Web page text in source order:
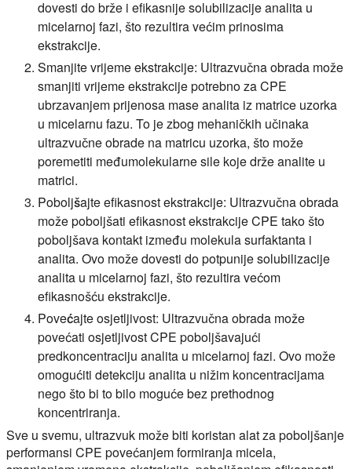
dovesti do brže i efikasnije solubilizacije analita u
micelarnoj fazi, što rezultira većim prinosima
ekstrakcije.
Smanjite vrijeme ekstrakcije: Ultrazvučna obrada može
smanjiti vrijeme ekstrakcije potrebno za CPE
ubrzavanjem prijenosa mase analita iz matrice uzorka
u micelarnu fazu. To je zbog mehaničkih učinaka
ultrazvučne obrade na matricu uzorka, što može
poremetiti međumolekularne sile koje drže analite u
matrici.
Poboljšajte efikasnost ekstrakcije: Ultrazvučna obrada
može poboljšati efikasnost ekstrakcije CPE tako što
poboljšava kontakt između molekula surfaktanta i
analita. Ovo može dovesti do potpunije solubilizacije
analita u micelarnoj fazi, što rezultira većom
efikasnošću ekstrakcije.
Povećajte osjetljivost: Ultrazvučna obrada može
povećati osjetljivost CPE poboljšavajući
predkoncentraciju analita u micelarnoj fazi. Ovo može
omogućiti detekciju analita u nižim koncentracijama
nego što bi to bilo moguće bez prethodnog
koncentriranja.
Sve u svemu, ultrazvuk može biti koristan alat za poboljšanje
performansi CPE povećanjem formiranja micela,